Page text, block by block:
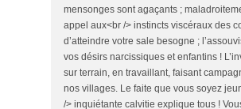
mensonges sont agaçants ;
appel aux<br /> instincts viscéraux des
d’atteindre votre sale besogne ;
vos désirs narcissiques et enfantins !
sur terrain, en travaillant, faisant
nos villages. Le faite que vous soyez
/> inquiétante calvitie explique tous !